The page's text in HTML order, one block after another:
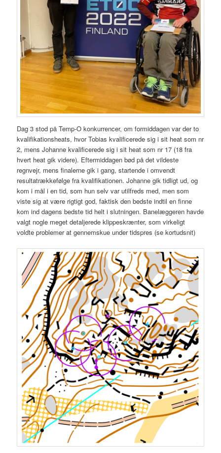
Dag 3 stod på Temp-O konkurrencer, om formiddagen var der to
kvalifikationsheats, hvor Tobias kvalificerede sig i sit heat som nr
2, mens Johanne kvalificerede sig i sit heat som nr 17 (18 fra
hvert heat gik videre). Eftermiddagen bød på det vildeste
regnvejr, mens finalerne gik i gang, startende i omvendt
resultatrækkefølge fra kvalifikationen. Johanne gik tidligt ud, og
kom i mål i en tid, som hun selv var utilfreds med, men som
viste sig at være rigtigt god, faktisk den bedste indtil en finne
kom ind dagens bedste tid helt i slutningen. Banelæggeren havde
valgt nogle meget detaljerede klippeskrænter, som virkeligt
voldte problemer at gennemskue under tidspres (se kortudsnit)